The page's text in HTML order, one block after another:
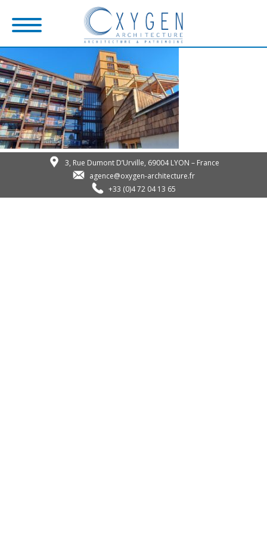
3, Rue Dumont D’Urville, 69004 LYON – France
agence@oxygen-architecture.fr
+33 (0)4 72 04 13 65